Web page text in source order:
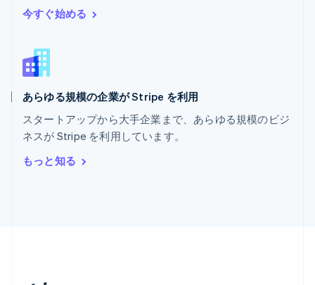
今すぐ始める
あらゆる規模の企業が Stripe を利用
スタートアップから大手企業まで、あらゆる規模のビジ
ネスが Stripe を利用しています。
もっと知る
マレーシア
Español
ラトビア
リトアニア
リヒテンシュタイン
DeutschEnglish
ルーマニア
English